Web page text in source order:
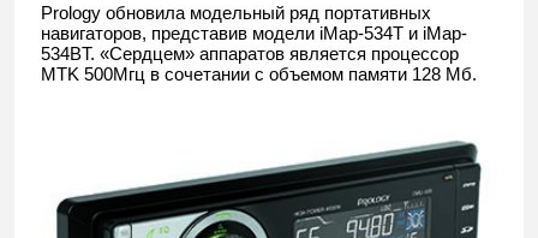
Prology обновила модельный ряд портативных
навигаторов, представив модели iMap-534T и iMap-
534BT. «Сердцем» аппаратов является процессор
MTK 500Мгц в сочетании с объемом памяти 128 Мб.